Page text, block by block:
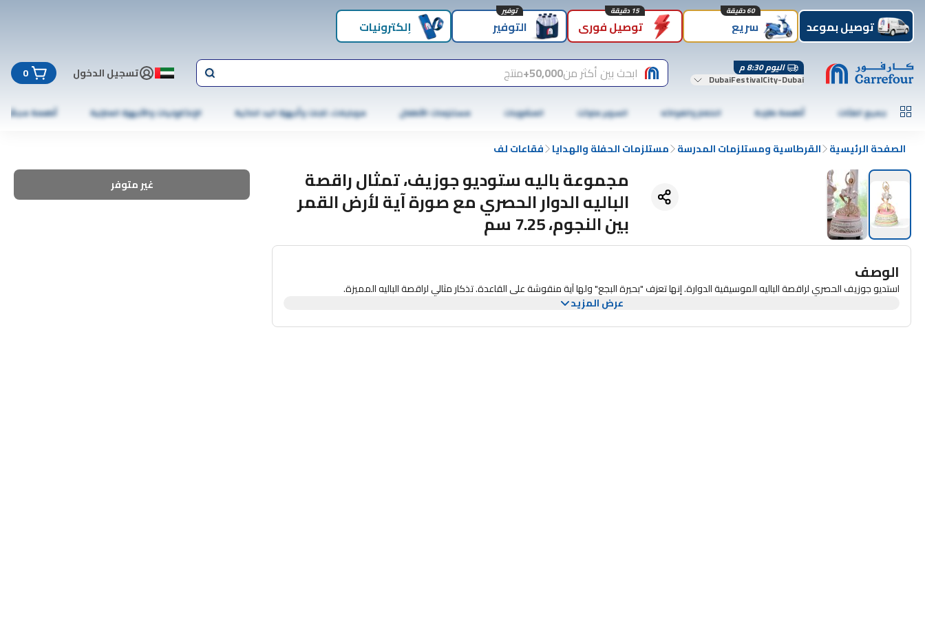
توصيل بموعد سريع
60 دقيقة
توصيل فوري
15 دقيقة
التوفير
توفير
إلكترونيات
اليوم 8:30 م
DubaiFestivalCity-Dubai ابحث بين أكثر من50,000+ منتج تسجيل الدخول 0
جميع الفئات أطعمة طازجة الخضار والفواكه السوبر ماركت المشروبات مستلزمات الأطفال موبايلات، تابلت وأجهزة اليد الذكية الإلكترونيات والأجهزة المنزلية أطعمة مجمّدة
الصفحة الرئيسية القرطاسية ومستلزمات المدرسة مستلزمات الحفلة والهدايا فقاعات لف
مجموعة باليه ستوديو جوزيف، تمثال راقصة
الباليه الدوار الحصري مع صورة آية لأرض القمر
بين النجوم، 7.25 سم
غير متوفر
الوصف
استديو جوزيف الحصري لراقصة الباليه الموسيقية الدوارة. إنها تعزف "بحيرة البجع" ولها آية منقوشة على القاعدة. تذكار مثالي لراقصة الباليه المميزة.
عرض المزيد